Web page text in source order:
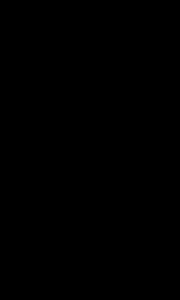
się w nowym oknie.
otwiera się w nowym oknie.
Strona otwiera się w nowym oknie.
Strona otwiera się w nowym
na Instagram. Strona otwiera się